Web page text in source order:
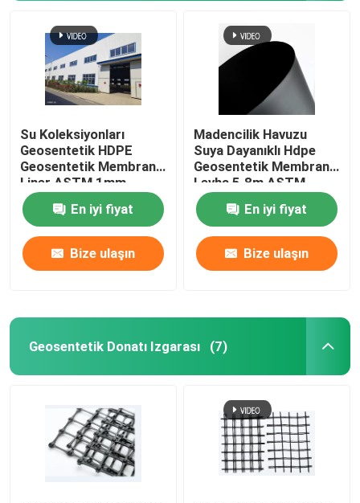
Su Koleksiyonları
Geosentetik HDPE
Geosentetik Membran
Liner ASTM 1mm
En iyi fiyat
Bize ulaşın
Madencilik Havuzu
Suya Dayanıklı Hdpe
Geosentetik Membran
Levha 5.8m ASTM
GM13 Özellikleri
En iyi fiyat
Bize ulaşın
Geosentetik Donatı Izgarası (7)